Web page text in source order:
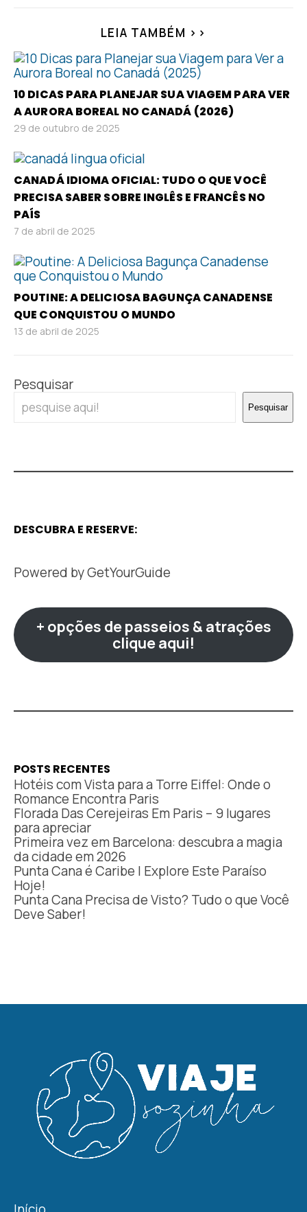
LEIA TAMBÉM >>
10 DICAS PARA PLANEJAR SUA VIAGEM PARA VER
A AURORA BOREAL NO CANADÁ (2026)
29 de outubro de 2025
CANADÁ IDIOMA OFICIAL: TUDO O QUE VOCÊ
PRECISA SABER SOBRE INGLÊS E FRANCÊS NO
PAÍS
7 de abril de 2025
POUTINE: A DELICIOSA BAGUNÇA CANADENSE
QUE CONQUISTOU O MUNDO
13 de abril de 2025
Pesquisar
Pesquisar
DESCUBRA E RESERVE:
Powered byGetYourGuide
+ opções de passeios & atrações
clique aqui!
POSTS RECENTES
Hotéis com Vista para a Torre Eiffel: Onde o
Romance Encontra Paris
Florada Das Cerejeiras Em Paris – 9 lugares
para apreciar
Primeira vez em Barcelona: descubra a magia
da cidade em 2026
Punta Cana é Caribe | Explore Este Paraíso
Hoje!
Punta Cana Precisa de Visto? Tudo o que Você
Deve Saber!